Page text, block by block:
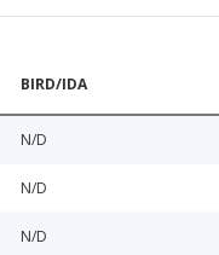
BIRD/IDA
N/D
N/D
N/D